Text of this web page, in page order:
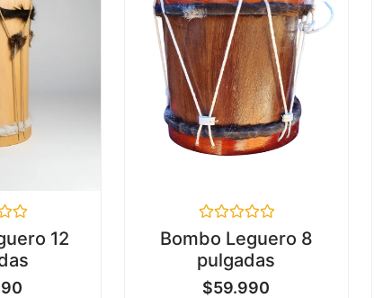
12
Valorado
en
0
de
5
Bombo Leguero 8
pulgadas
$59.990